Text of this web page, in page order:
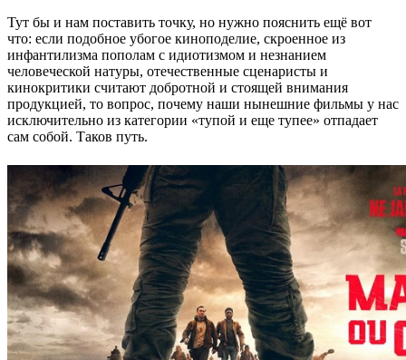
Тут бы и нам поставить точку, но нужно пояснить ещё вот
что: если подобное убогое киноподелие, скроенное из
инфантилизма пополам с идиотизмом и незнанием
человеческой натуры, отечественные сценаристы и
кинокритики считают добротной и стоящей внимания
продукцией, то вопрос, почему наши нынешние фильмы у нас
исключительно из категории «тупой и еще тупее» отпадает
сам собой. Таков путь.